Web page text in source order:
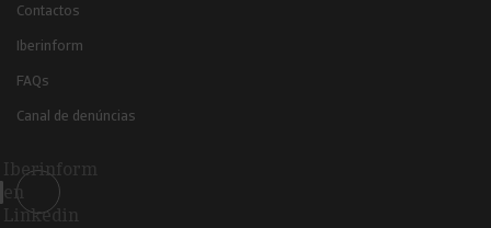
Contactos
Iberinform
FAQs
Canal de denúncias
Iberinform
en
Linkedin